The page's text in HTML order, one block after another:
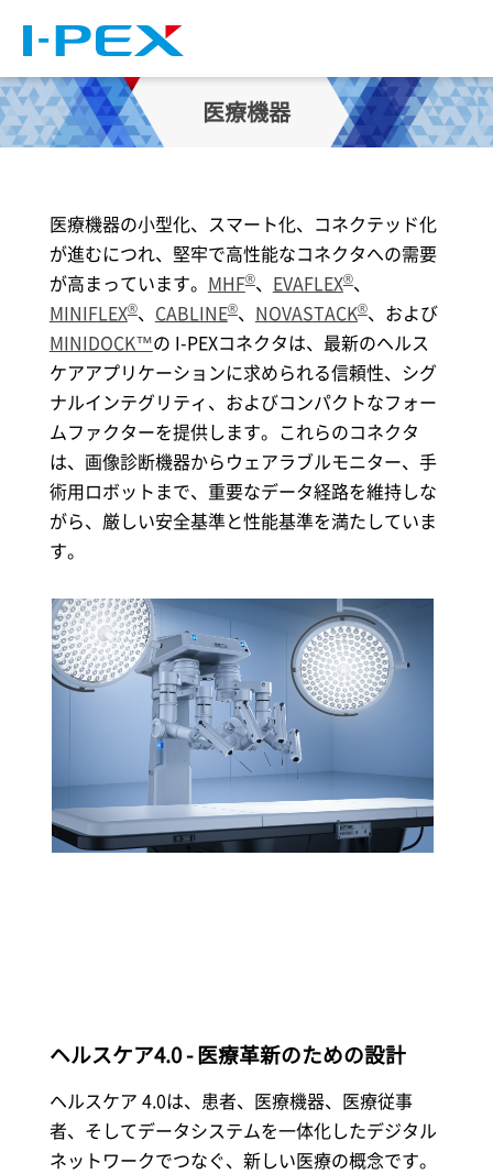
医療機器
医療機器の小型化、スマート化、コネクテッド化
が進むにつれ、堅牢で高性能なコネクタへの需要
が高まっています。 MHF®、 EVAFLEX®、
MINIFLEX®、 CABLINE®、 NOVASTACK®、および
MINIDOCK™の I-PEXコネクタは、最新のヘルス
ケアアプリケーションに求められる信頼性、シグ
ナルインテグリティ、およびコンパクトなフォー
ムファクターを提供します。これらのコネクタ
は、画像診断機器からウェアラブルモニター、手
術用ロボットまで、重要なデータ経路を維持しな
がら、厳しい安全基準と性能基準を満たしていま
す。
ヘルスケア4.0 - 医療革新のための設計
ヘルスケア 4.0は、患者、医療機器、医療従事
者、そしてデータシステムを一体化したデジタル
ネットワークでつなぐ、新しい医療の概念です。